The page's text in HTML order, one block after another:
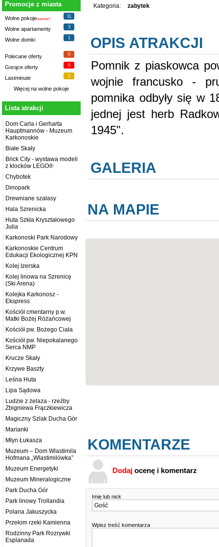
Promocje z miasta
Wolne pokojenowość!
11
Wolne apartamenty 3
Wolne domki 1
Polecane oferty 0
Gorące oferty 0
Lastminute 2
Więcej na wolne pokoje
Lista atrakcji
Dom Carla i Gerharta
Hauptmannów - Muzeum
Karkonoskie
Białe Skały
Brick City - wystawa modeli
z klocków LEGO®
Chybotek
Dinopark
Drewniane szałasy
Hala Szrenicka
Huta Szkła Kryształowego
Julia
Karkonoski Park Narodowy
Karkonoskie Centrum
Edukacji Ekologicznej KPN
Kolej Izerska
Kolej linowa na Szrenicę
(Ski Arena)
Kolejka Karkonosz -
Ekspress
Kościół cmentarny p.w.
Matki Bożej Różańcowej
Kościół pw. Bożego Ciała
Kościół pw. Niepokalanego
Serca NMP
Krucze Skały
Krzywe Baszty
Leśna Huta
Lipa Sądowa
Ludzie z żelaza - rzeźby
Zbigniewa Frączkiewicza
Magiczny Szlak Ducha Gór
Marianki
Młyn Łukasza
Muzeum – Dom Wlastimila
Hofmana „Wlastimilówka”
Muzeum Energetyki
Muzeum Mineralogiczne
Park Ducha Gór
Park linowy Trollandia
Polana Jakuszycka
Przełom rzeki Kamienna
Rodzinny Park Rozrywki
Esplanada
Kategoria: zabytek
OPIS ATRAKCJI
Pomnik z piaskowca
wojnie francusko -
pomnika odbyły się w
jednej jest herb
1945".
GALERIA
NA MAPIE
KOMENTARZE
Dodaj ocenę i komentarz
Imię lub nick
Wpisz treść komentarza